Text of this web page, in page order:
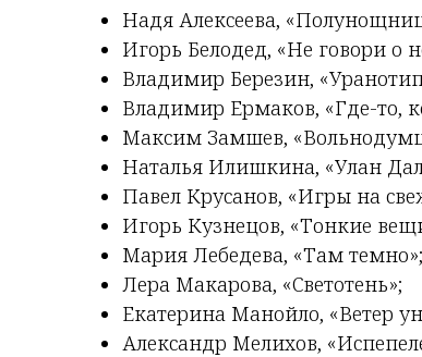
Надя Алексеева,
Игорь Белодед, «Не говори о
Владимир Березин,
Владимир Ермаков, «Где-то,
Максим Замшев,
Наталья Илишкина, «Улан
Павел Крусанов, «Игры на
Игорь Кузнецов, «Тонкие
Мария Лебедева, «Там темно»;
Лера Макарова, «Светотень»;
Екатерина Манойло, «Ветер
Александр Мелихов,